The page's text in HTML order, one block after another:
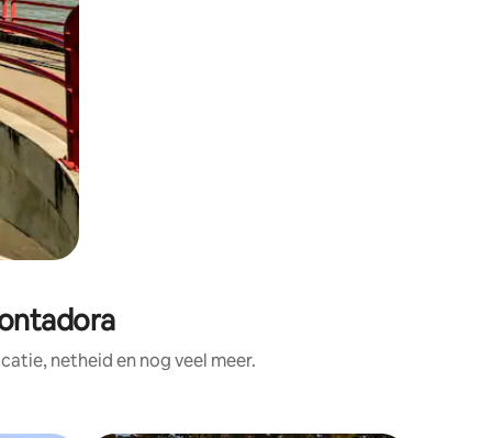
netheid en nog veel meer.